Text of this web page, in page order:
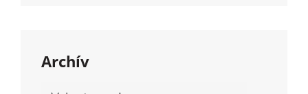
Archív
Archív